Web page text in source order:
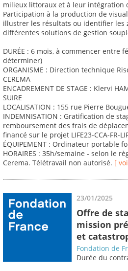
milieux littoraux et à leur intégration
Participation à la production de
illustrer les résultats ou identifier les
différentes solutions de gestion
DURÉE : 6 mois, à commencer entre
déterminer)
ORGANISME : Direction technique
CEREMA
ENCADREMENT DE STAGE : Klervi
SUIRE
LOCALISATION : 155 rue Pierre
INDEMNISATION : Gratification de
remboursement des frais de
financé sur le projet LIFE23-CCA-FR-
ÉQUIPEMENT : Ordinateur portable
HORAIRES : 35h/semaine - selon le
Cerema. Télétravail non autorisé. [
23/01/2025
Offre de
mission
et
Fondation de
Durée du